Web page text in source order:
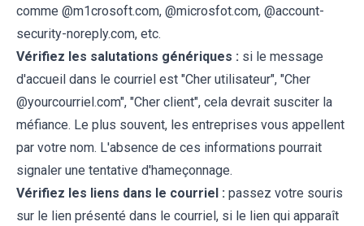
comme @m1crosoft.com, @microsfot.com, @account-
security-noreply.com, etc.
Vérifiez les salutations génériques : si le message
d'accueil dans le courriel est "Cher utilisateur", "Cher
@yourcourriel.com", "Cher client", cela devrait susciter la
méfiance. Le plus souvent, les entreprises vous appellent
par votre nom. L'absence de ces informations pourrait
signaler une tentative d'hameçonnage.
Vérifiez les liens dans le courriel : passez votre souris
sur le lien présenté dans le courriel, si le lien qui apparaît